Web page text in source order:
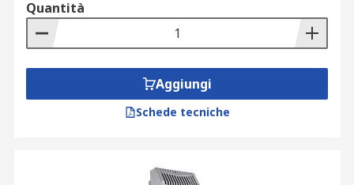
Quantità
Aggiungi
Schede tecniche